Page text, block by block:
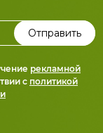
рекламной
с политикой